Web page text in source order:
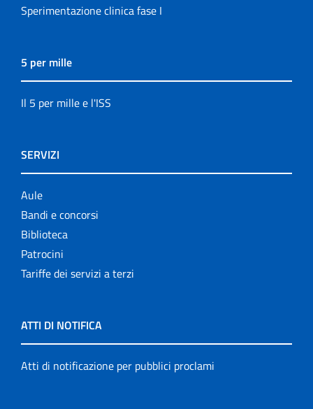
Sperimentazione clinica fase I
5 per mille
Il 5 per mille e l'ISS
SERVIZI
Aule
Bandi e concorsi
Biblioteca
Patrocini
Tariffe dei servizi a terzi
ATTI DI NOTIFICA
Atti di notificazione per pubblici proclami